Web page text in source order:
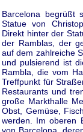
Barcelona begrüßt
Statue von
Direkt hinter der
der Ramblas, der
auf dem zahlreiche
und pulsierend ist
Rambla, die vom
Treffpunkt für
Restaurants und
große Markthalle
Obst, Gemüse,
werden. Im oberen